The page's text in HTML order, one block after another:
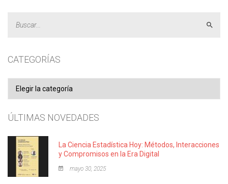
CATEGORÍAS
Categorías
ÚLTIMAS NOVEDADES
La Ciencia Estadística Hoy: Métodos, Interacciones
y Compromisos en la Era Digital
mayo 30, 2025